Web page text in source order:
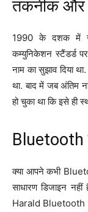
तकनीक और
1990 के दशक में
कम्युनिकेशन स्टैंडर्ड
नाम का सुझाव दिया
था. बाद में जब अंतिम
हो चुका था कि इसे ही
Bluetooth
क्या आपने कभी
साधारण डिजाइन
Harald Bluetooth के